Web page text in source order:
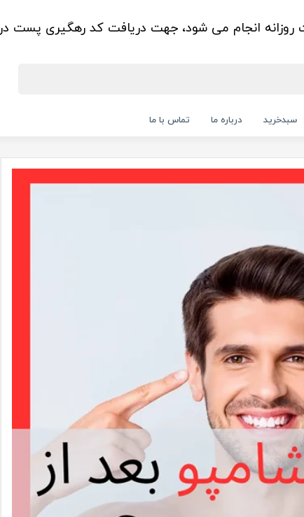
روزانه انجام می شود، جهت دریافت کد رهگیری پست در
سبدخرید درباره ما تماس با ما